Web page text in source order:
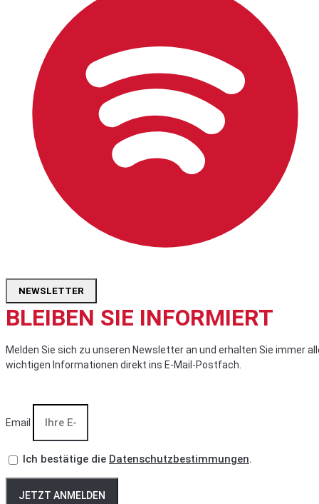
NEWSLETTER
BLEIBEN SIE INFORMIERT
Melden Sie sich zu unseren Newsletter an und erhalten Sie immer
wichtigen Informationen direkt ins E-Mail-Postfach.
Email
Ich bestätige die Datenschutzbestimmungen.
JETZT ANMELDEN